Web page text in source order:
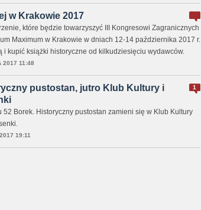
w Krakowie 2017
które będzie towarzyszyć III Kongresowi Zagranicznych
Maximum w Krakowie w dniach 12-14 października 2017 r.
i kupić książki historyczne od kilkudziesięciu wydawców.
2017 11:48
1
pustostan, jutro Klub Kultury i
Borek. Historyczny pustostan zamieni się w Klub Kultury
19:11